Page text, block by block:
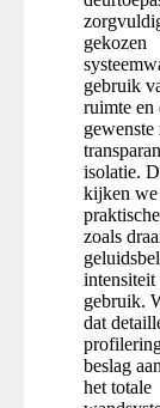
gekozen
gebruik
ruimte en
gewenste
isolatie.
kijken we
zoals
intensiteit
gebruik.
dat
beslag
het totale